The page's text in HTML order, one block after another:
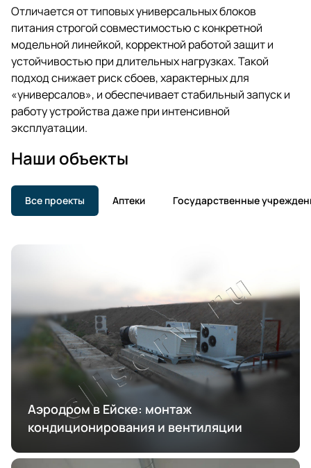
Отличается от типовых универсальных блоков
питания строгой совместимостью с конкретной
модельной линейкой, корректной работой защит и
устойчивостью при длительных нагрузках. Такой
подход снижает риск сбоев, характерных для
«универсалов», и обеспечивает стабильный запуск и
работу устройства даже при интенсивной
эксплуатации.
Наши объекты
Все проекты Аптеки Государственные
Аэродром в Ейске: монтаж
кондиционирования и вентиляции